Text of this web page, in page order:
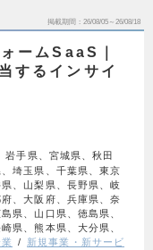
掲載期間 26/08/05～26/08/18
ームSaaS｜
するインサイ
岩手県、宮城県、秋田
埼玉県、千葉県、東京
、山梨県、長野県、岐
、大阪府、兵庫県、奈
県、山口県、徳島県、
県、熊本県、大分県、
新規事業・新サービ